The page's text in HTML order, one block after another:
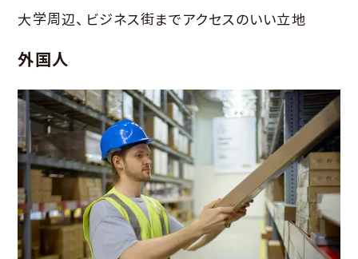
大学周辺、ビジネス街までアクセスのいい立地
外国人